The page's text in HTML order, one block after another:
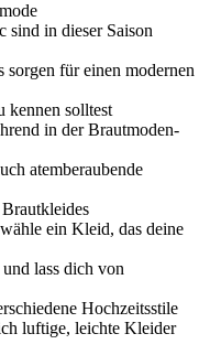
sind in dieser Saison
sorgen für einen modernen
kennen solltest
in der Brautmoden-
atemberaubende
ein Kleid, das deine
lass dich von
Hochzeitsstile
luftige, leichte Kleider